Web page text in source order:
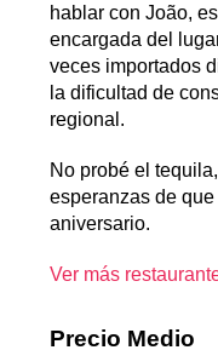
hablar con João,
encargada del
veces importados
la dificultad de
regional.
No probé el
esperanzas de
aniversario.
Ver más
Precio Medio